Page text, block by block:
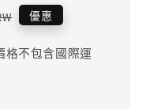
優惠
格不包含國際運